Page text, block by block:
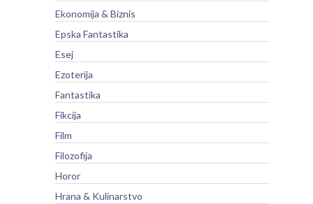
Ekonomija & Biznis
Epska Fantastika
Esej
Ezoterija
Fantastika
Fikcija
Film
Filozofija
Horor
Hrana & Kulinarstvo